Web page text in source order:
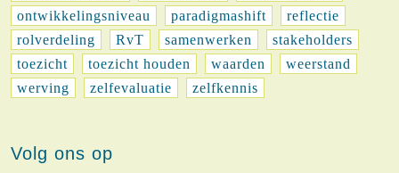
ontwikkelingsniveau
paradigmashift
reflectie
rolverdeling
RvT samenwerken
stakeholders
toezicht
toezicht houden waarden
weerstand
werving
zelfevaluatie zelfkennis
Volg ons op